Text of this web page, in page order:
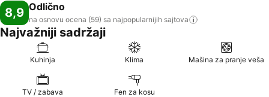
8,9 Odlično
na osnovu ocena (59) sa najpopularnijih sajtova
Najvažniji sadržaji
Kuhinja Klima Mašina za pranje veša
TV / zabava Fen za kosu